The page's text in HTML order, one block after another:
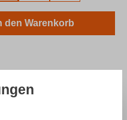
gewünschten
den Warenkorb